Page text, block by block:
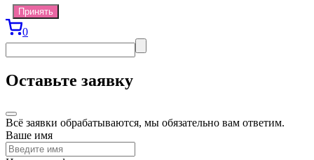
Принять
0
Оставьте заявку
Всё заявки обрабатываются, мы обязательно вам ответим.
Ваше имя